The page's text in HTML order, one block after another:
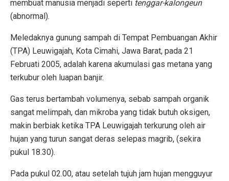
membuat manusia menjadi seperti tenggar-kalongeun
(abnormal).
Meledaknya gunung sampah di Tempat Pembuangan Akhir
(TPA) Leuwigajah, Kota Cimahi, Jawa Barat, pada 21
Februati 2005, adalah karena akumulasi gas metana yang
terkubur oleh luapan banjir.
Gas terus bertambah volumenya, sebab sampah organik
sangat melimpah, dan mikroba yang tidak butuh oksigen,
makin berbiak ketika TPA Leuwigajah terkurung oleh air
hujan yang turun sangat deras selepas magrib, (sekira
pukul 18.30).
Pada pukul 02.00, atau setelah tujuh jam hujan mengguyur